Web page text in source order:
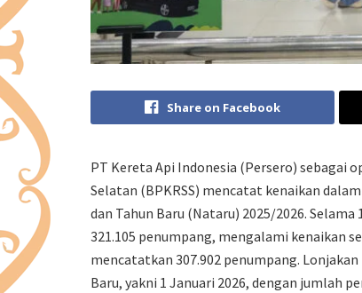
Share on Facebook
PT Kereta Api Indonesia (Persero) sebagai
Selatan (BPKRSS) mencatat kenaikan
dan Tahun Baru (Nataru) 2025/2026.
321.105 penumpang, mengalami kenaikan
mencatatkan 307.902 penumpang.
Baru, yakni 1 Januari 2026, dengan jumlah